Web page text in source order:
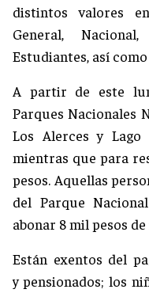
distintos valores
General,
Estudiantes, así
A partir de este
Parques Nacionales
Los Alerces y
mientras que para
pesos. Aquellas
del Parque
abonar 8 mil pesos
Están exentos del
y pensionados; los